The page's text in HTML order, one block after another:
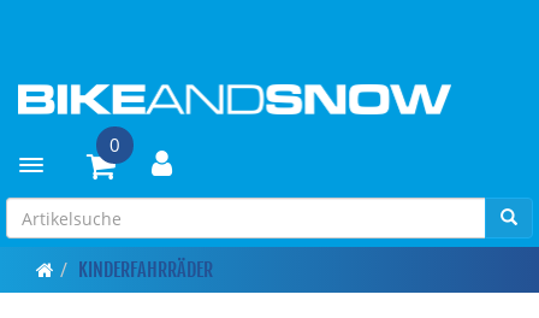
Toggle navigation
0
KINDERFAHRRÄDER